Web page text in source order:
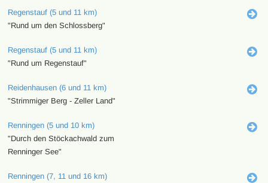
Regenstauf (5 und 11 km)
"Rund um den Schlossberg"
Regenstauf (5 und 11 km)
"Rund um Regenstauf"
Reidenhausen (6 und 11 km)
"Strimmiger Berg - Zeller Land"
Renningen (5 und 10 km)
"Durch den Stöckachwald zum
Renninger See"
Renningen (7, 11 und 16 km)